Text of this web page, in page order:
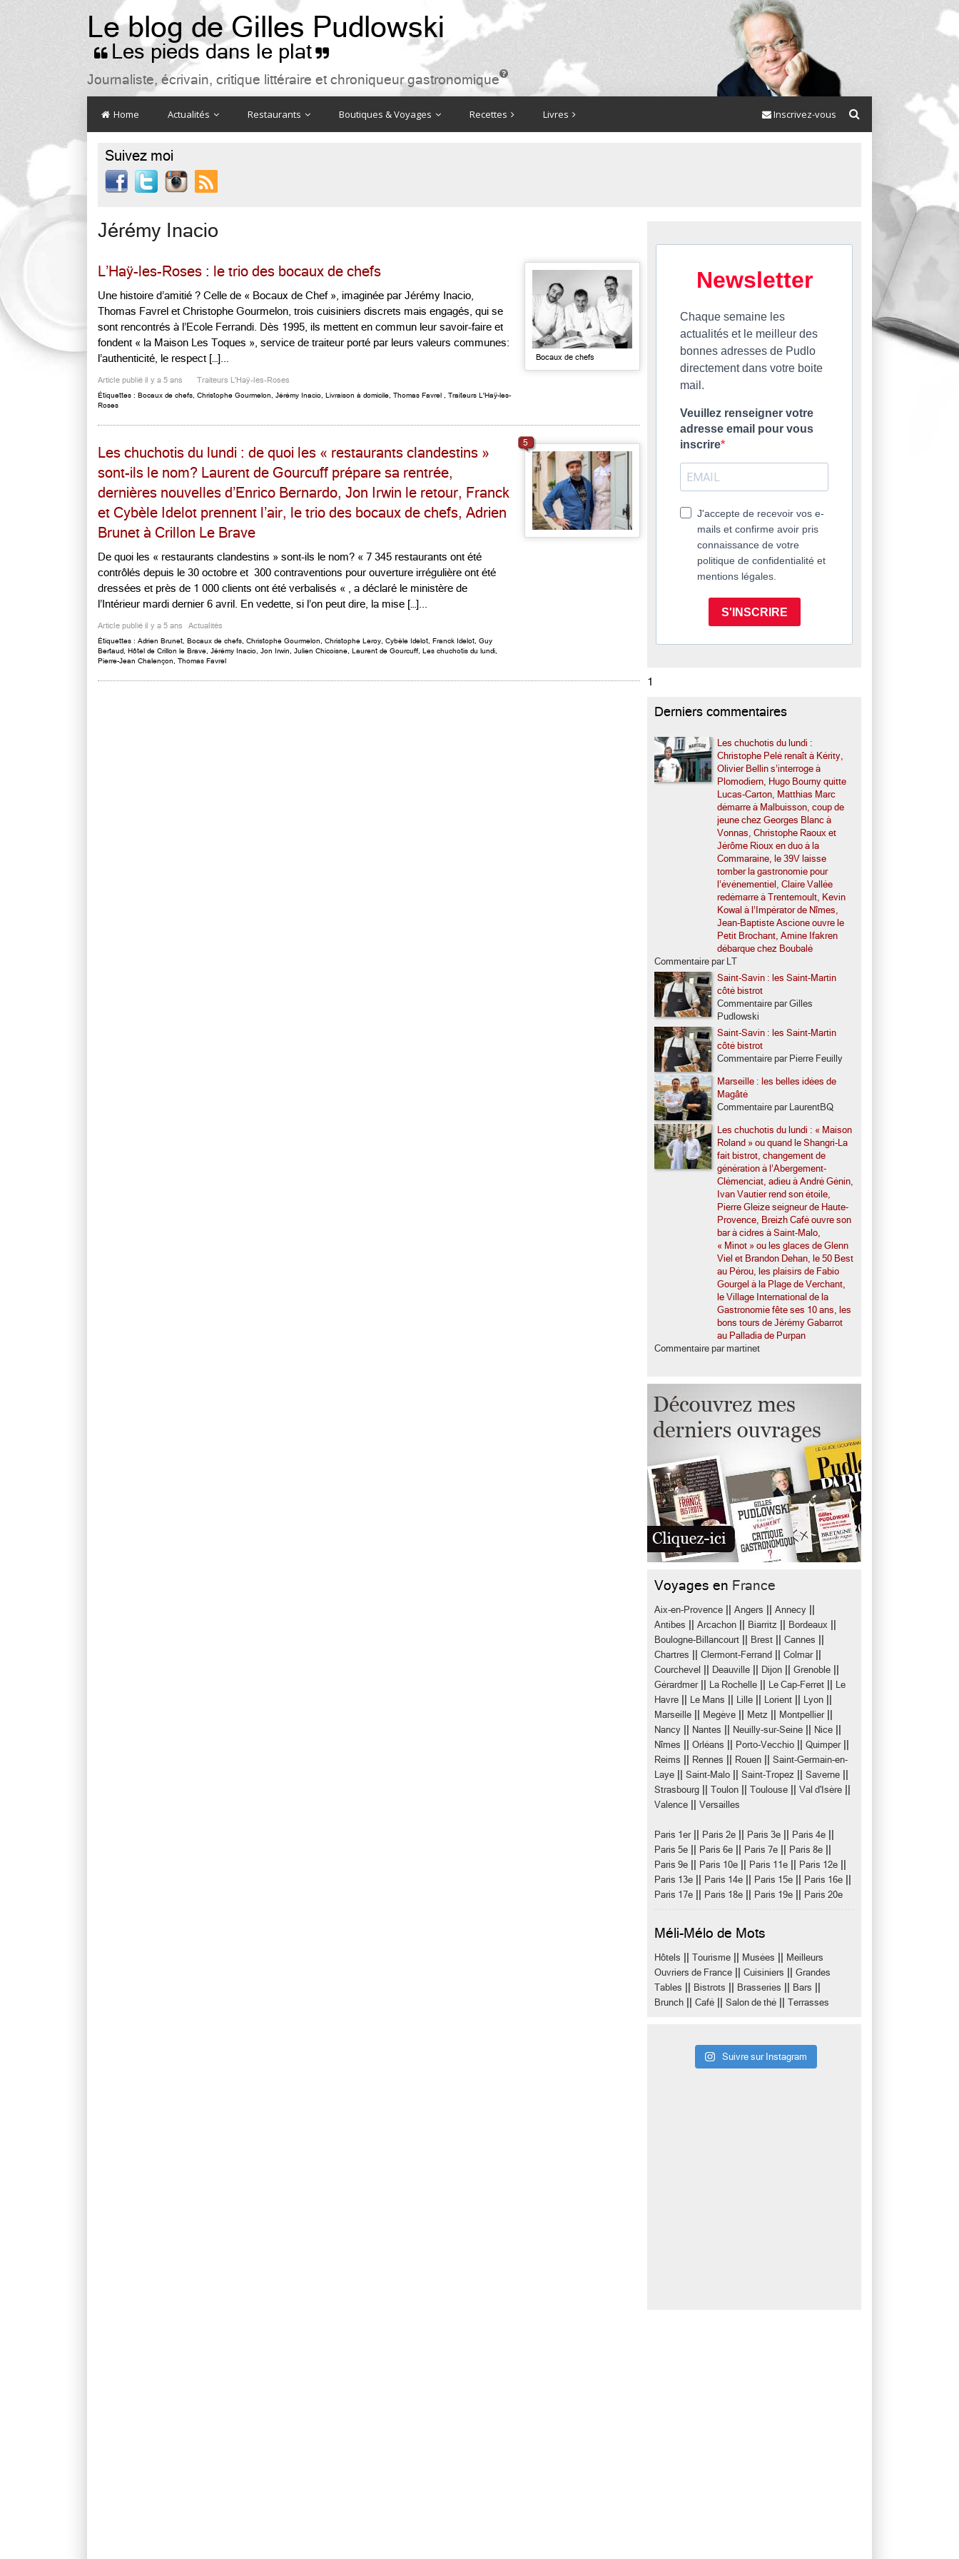
Le blog de Gilles Pudlowski
 Les pieds dans le plat 
Journaliste, écrivain, critique littéraire et chroniqueur gastronomique

Home Actualités Restaurants Boutiques & Voyages Recettes Livres Inscrivez-vous
Suivez moi

Jérémy Inacio
L’Haÿ-les-Roses : le trio des bocaux de chefs
Une histoire d’amitié ? Celle de « Bocaux de Chef », imaginée par Jérémy Inacio,
Thomas Favrel et Christophe Gourmelon, trois cuisiniers discrets mais engagés, qui se
sont rencontrés à l’Ecole Ferrandi. Dès 1995, ils mettent en commun leur savoir-faire et
fondent « la Maison Les Toques », service de traiteur porté par leurs valeurs communes:
l’authenticité, le respect […]...
Article publié il y a 5 ans Traiteurs L'Haÿ-les-Roses
Étiquettes : Bocaux de chefs Christophe Gourmelon Jérémy Inacio Livraison à domicile Thomas Favrel
Traiteurs L'Haÿ-les-
Roses
Bocaux de chefs
Les chuchotis du lundi : de quoi les « restaurants clandestins »
sont-ils le nom? Laurent de Gourcuff prépare sa rentrée,
dernières nouvelles d’Enrico Bernardo, Jon Irwin le retour, Franck
et Cybèle Idelot prennent l’air, le trio des bocaux de chefs, Adrien
Brunet à Crillon Le Brave
De quoi les « restaurants clandestins » sont-ils le nom? « 7 345 restaurants ont été
contrôlés depuis le 30 octobre et 300 contraventions pour ouverture irrégulière ont été
dressées et près de 1 000 clients ont été verbalisés « , a déclaré le ministère de
l’Intérieur mardi dernier 6 avril. En vedette, si l’on peut dire, la mise […]...
Article publié il y a 5 ans Actualités
Étiquettes : Adrien Brunet Bocaux de chefs Christophe Gourmelon Christophe Leroy Cybèle Idelot Franck Idelot Guy
Bertaud Hôtel de Crillon le Brave Jérémy Inacio Jon Irwin Julien Chicoisne Laurent de Gourcuff Les chuchotis du lundi
Pierre-Jean Chalençon
Thomas Favrel
5
Newsletter
Chaque semaine les
actualités et le meilleur des
bonnes adresses de Pudlo
directement dans votre boite
mail.
Veuillez renseigner votre
adresse email pour vous
inscrire
J'accepte de recevoir vos e-
mails et confirme avoir pris
connaissance de votre
politique de confidentialité et
mentions légales.
S'INSCRIRE
1
Derniers commentaires
Les chuchotis du lundi :
Christophe Pelé renaît à Kérity,
Olivier Bellin s’interroge à
Plomodiern, Hugo Bourny quitte
Lucas-Carton, Matthias Marc
démarre à Malbuisson, coup de
jeune chez Georges Blanc à
Vonnas, Christophe Raoux et
Jérôme Rioux en duo à la
Commaraine, le 39V laisse
tomber la gastronomie pour
l’événementiel, Claire Vallée
redémarre à Trentemoult, Kevin
Kowal à l’Impérator de Nîmes,
Jean-Baptiste Ascione ouvre le
Petit Brochant, Amine Ifakren
débarque chez Boubalé
Commentaire par LT
Saint-Savin : les Saint-Martin
côté bistrot
Commentaire par Gilles
Pudlowski
Saint-Savin : les Saint-Martin
côté bistrot
Commentaire par Pierre Feuilly
Marseille : les belles idées de
Magâté
Commentaire par LaurentBQ
Les chuchotis du lundi : « Maison
Roland » ou quand le Shangri-La
fait bistrot, changement de
génération à l’Abergement-
Clémenciat, adieu à André Génin,
Ivan Vautier rend son étoile,
Pierre Gleize seigneur de Haute-
Provence, Breizh Café ouvre son
bar à cidres à Saint-Malo,
« Minot » ou les glaces de Glenn
Viel et Brandon Dehan, le 50 Best
au Pérou, les plaisirs de Fabio
Gourgel à la Plage de Verchant,
le Village International de la
Gastronomie fête ses 10 ans, les
bons tours de Jérémy Gabarrot
au Palladia de Purpan
Commentaire par martinet
Voyages en France
Aix-en-Provence Angers Annecy
Antibes Arcachon Biarritz Bordeaux
Boulogne-Billancourt Brest Cannes
Chartres Clermont-Ferrand Colmar||
Courchevel Deauville Dijon Grenoble
Gérardmer|| La Rochelle Le Cap-Ferret
Le
Havre
Le Mans Lille Lorient Lyon
Marseille Megève Metz Montpellier||
Nancy Nantes Neuilly-sur-Seine Nice
Nîmes Orléans Porto-Vecchio Quimper||
Reims Rennes Rouen
Saint-Germain-en-
Laye
Saint-Malo Saint-Tropez Saverne
Strasbourg Toulon Toulouse Val d'Isère
Valence Versailles
Paris 1er|| Paris 2e Paris 3e Paris 4e
Paris 5e Paris 6e Paris 7e Paris 8e
Paris 9e Paris 10e Paris 11e Paris 12e
Paris 13e Paris 14e Paris 15e Paris 16e
Paris 17e Paris 18e Paris 19e Paris 20e
Méli-Mélo de Mots
Hôtels Tourisme Musées
Meilleurs
Ouvriers de France
Cuisiniers
Grandes
Tables
Bistrots Brasseries Bars
Brunch Café Salon de thé Terrasses
Suivre sur Instagram